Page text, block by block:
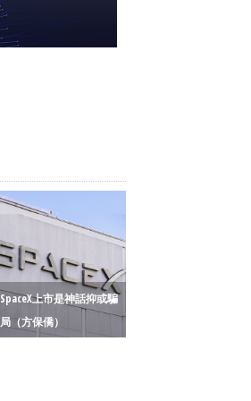
SpaceX上市是神話抑或騙
局（方保僑）